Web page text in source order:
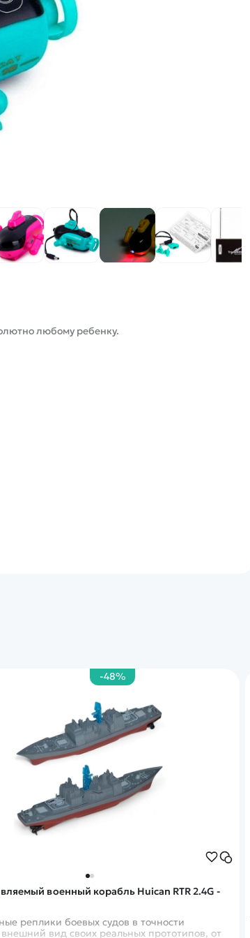
-30%
любому ребенку.
-48%
военный корабль Huican RTR 2.4G -
реплики боевых судов в точности
вид своих реальных прототипов, от
Заказать звонок